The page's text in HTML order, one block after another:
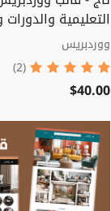
التعليمية والدورات
ووردبريس
(2)
$40.00